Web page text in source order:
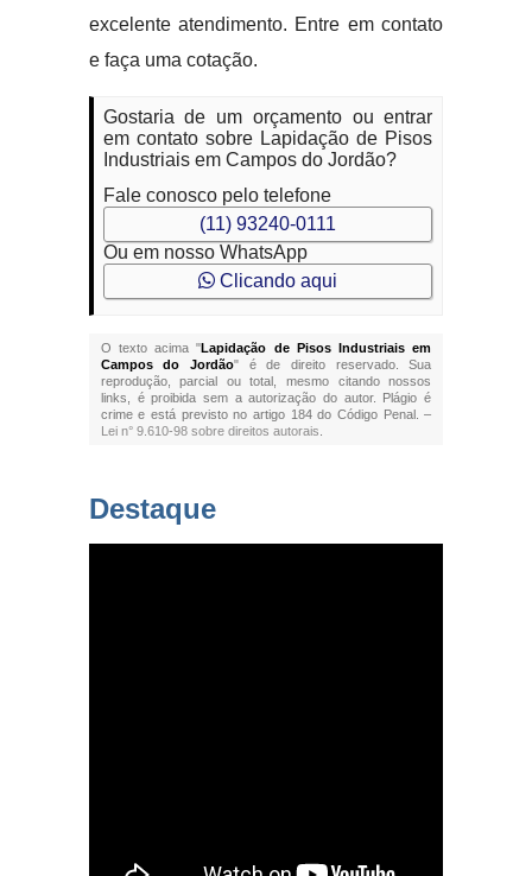
excelente atendimento. Entre em contato
e faça uma cotação.
Gostaria de um orçamento ou entrar
em contato sobre Lapidação de Pisos
Industriais em Campos do Jordão?
Fale conosco pelo telefone
(11) 93240-0111
Ou em nosso WhatsApp
Clicando aqui
O texto acima "Lapidação de Pisos Industriais em
Campos do Jordão" é de direito reservado. Sua
reprodução, parcial ou total, mesmo citando nossos
links, é proibida sem a autorização do autor. Plágio é
crime e está previsto no artigo 184 do Código Penal. –
Lei n° 9.610-98 sobre direitos autorais
Destaque